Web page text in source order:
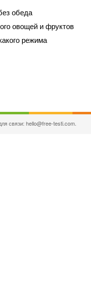
обеда
овощей и фруктов
режима
связи: hello@free-testi.com.